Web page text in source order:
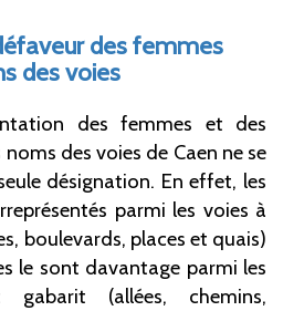
des femmes
des voies
des femmes et des
des voies de Caen ne se
désignation. En effet, les
parmi les voies à
boulevards, places et quais)
le sont davantage parmi les
(allées, chemins,